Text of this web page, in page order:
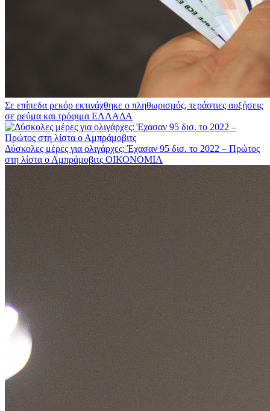
Σε επίπεδα ρεκόρ εκτινάχθηκε ο πληθωρισμός, τεράστιες αυξήσεις
σε ρεύμα και τρόφιμα ΕΛΛΑΔΑ
Δύσκολες μέρες για ολιγάρχες: Έχασαν 95 δισ. το 2022 – Πρώτος
στη λίστα ο Αμπράμοβιτς ΟΙΚΟΝΟΜΙΑ